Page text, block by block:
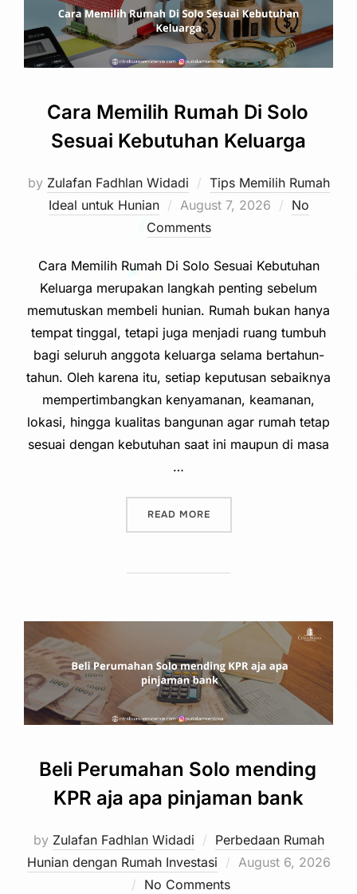
Cara Memilih Rumah Di Solo
Sesuai Kebutuhan Keluarga
by Zulafan Fadhlan Widadi
Tips Memilih Rumah
Ideal untuk Hunian
Posted
on
August 7, 2026
No
Comments
Cara Memilih Rumah Di Solo Sesuai Kebutuhan
Keluarga merupakan langkah penting sebelum
memutuskan membeli hunian. Rumah bukan hanya
tempat tinggal, tetapi juga menjadi ruang tumbuh
bagi seluruh anggota keluarga selama bertahun-
tahun. Oleh karena itu, setiap keputusan sebaiknya
mempertimbangkan kenyamanan, keamanan,
lokasi, hingga kualitas bangunan agar rumah tetap
sesuai dengan kebutuhan saat ini maupun di masa
…
READ MORE“CARA MEMILIH RUMAH DI
Beli Perumahan Solo mending
KPR aja apa pinjaman bank
by Zulafan Fadhlan Widadi
Perbedaan Rumah
Hunian dengan Rumah Investasi
Posted
August 6, 2026
No Comments